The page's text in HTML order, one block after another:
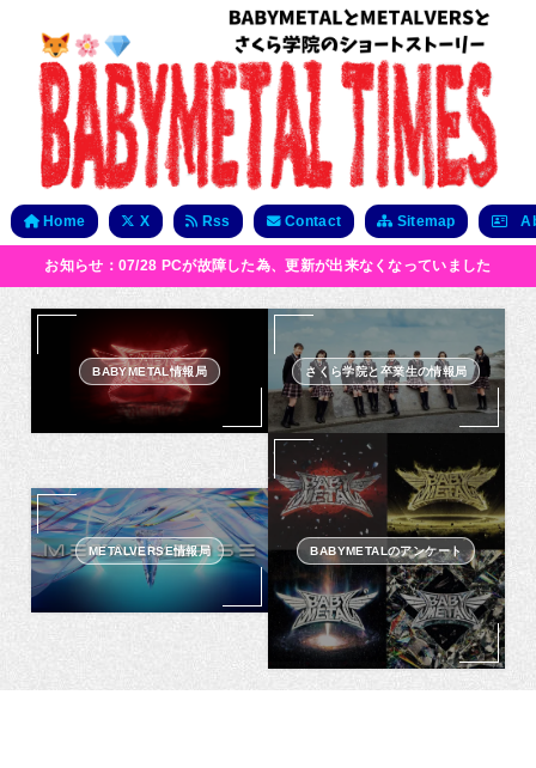
Home X Rss Contact Sitemap
お知らせ：07/28 PCが故障した為、更新が出来なくなっていました
BABYMETAL情報局 さくら学院と卒業生の情報局
METALVERSE情報局 BABYMETALのアンケート